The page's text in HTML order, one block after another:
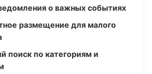
о важных событиях
размещение для малого
поиск по категориям и